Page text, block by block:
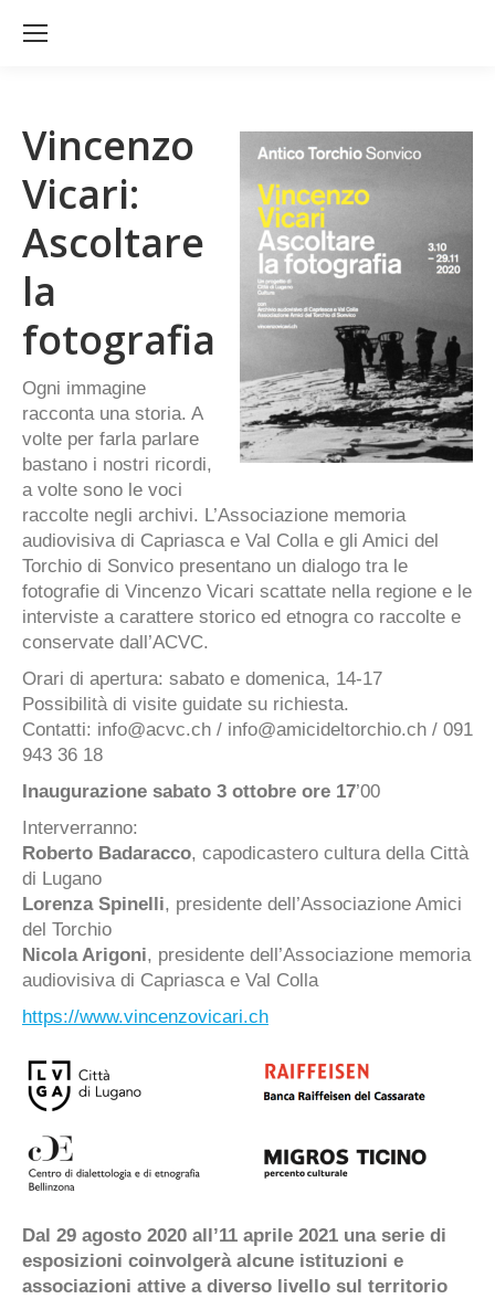
Vincenzo
Vicari:
Ascoltare
la
fotografia
Ogni immagine
racconta una storia. A
volte per farla parlare
bastano i nostri ricordi,
a volte sono le voci
raccolte negli archivi. L’Associazione memoria
audiovisiva di Capriasca e Val Colla e gli Amici del
Torchio di Sonvico presentano un dialogo tra le
fotografie di Vincenzo Vicari scattate nella regione e le
interviste a carattere storico ed etnogra co raccolte e
conservate dall’ACVC.
Orari di apertura: sabato e domenica, 14-17
Possibilità di visite guidate su richiesta.
Contatti: info@acvc.ch / info@amicideltorchio.ch / 091
943 36 18
Inaugurazione sabato 3 ottobre ore 17’00
Interverranno:
Roberto Badaracco, capodicastero cultura della Città
di Lugano
Lorenza Spinelli, presidente dell’Associazione Amici
del Torchio
Nicola Arigoni, presidente dell’Associazione memoria
audiovisiva di Capriasca e Val Colla
https://www.vincenzovicari.ch
Dal 29 agosto 2020 all’11 aprile 2021 una serie di
esposizioni coinvolgerà alcune istituzioni e
associazioni attive a diverso livello sul territorio